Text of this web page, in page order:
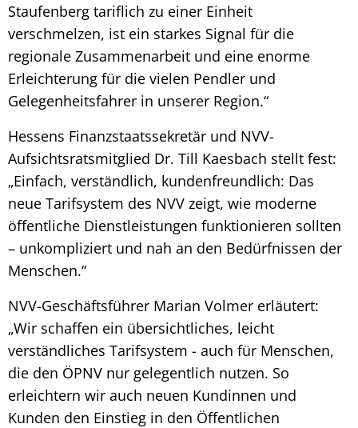
Staufenberg tariflich zu einer Einheit
verschmelzen, ist ein starkes Signal für die
regionale Zusammenarbeit und eine enorme
Erleichterung für die vielen Pendler und
Gelegenheitsfahrer in unserer Region.“
Hessens Finanzstaatssekretär und NVV-
Aufsichtsratsmitglied Dr. Till Kaesbach stellt fest:
„Einfach, verständlich, kundenfreundlich: Das
neue Tarifsystem des NVV zeigt, wie moderne
öffentliche Dienstleistungen funktionieren sollten
– unkompliziert und nah an den Bedürfnissen der
Menschen.“
NVV-Geschäftsführer Marian Volmer erläutert:
„Wir schaffen ein übersichtliches, leicht
verständliches Tarifsystem - auch für Menschen,
die den ÖPNV nur gelegentlich nutzen. So
erleichtern wir auch neuen Kundinnen und
Kunden den Einstieg in den Öffentlichen